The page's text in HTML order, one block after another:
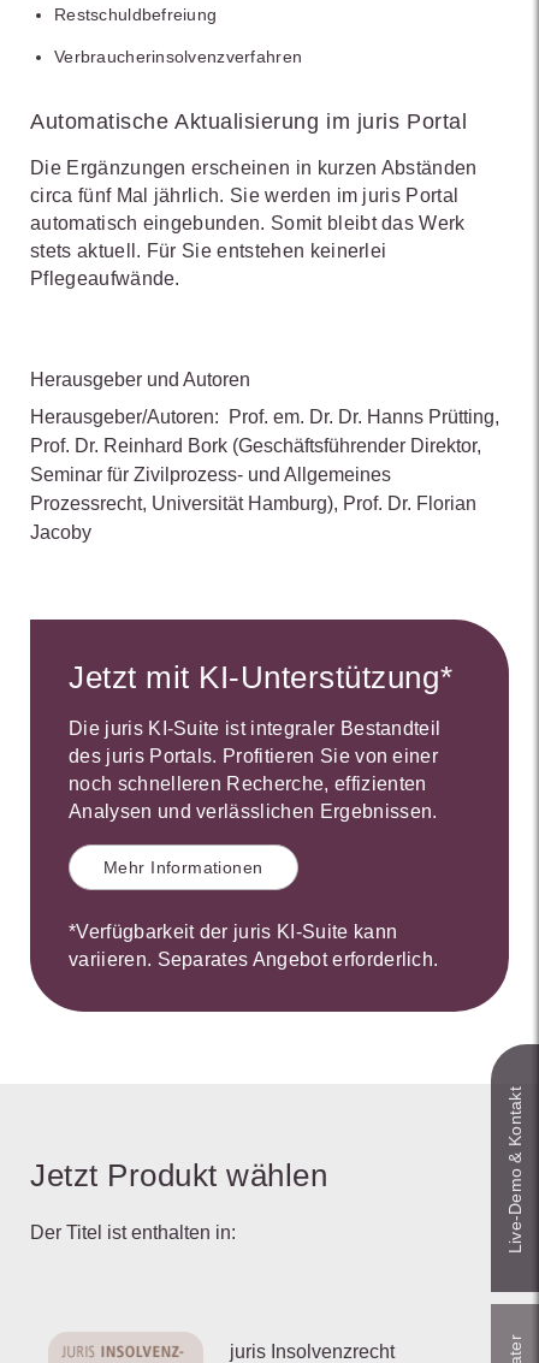
Restschuldbefreiung
Verbraucherinsolvenzverfahren
Automatische Aktualisierung im juris Portal
Die Ergänzungen erscheinen in kurzen Abständen
circa fünf Mal jährlich. Sie werden im juris Portal
automatisch eingebunden. Somit bleibt das Werk
stets aktuell. Für Sie entstehen keinerlei
Pflegeaufwände.
Herausgeber und Autoren
Herausgeber/Autoren:
Prof. em. Dr. Dr. Hanns Prütting,
Prof. Dr. Reinhard Bork (Geschäftsführender Direktor,
Seminar für Zivilprozess- und Allgemeines
Prozessrecht, Universität Hamburg), Prof. Dr. Florian
Jacoby
Jetzt mit KI-Unterstützung*
Die juris KI-Suite ist integraler Bestandteil
des juris Portals. Profitieren Sie von einer
noch schnelleren Recherche, effizienten
Analysen und verlässlichen Ergebnissen.
Mehr Informationen
*Verfügbarkeit der juris KI-Suite kann
variieren. Separates Angebot erforderlich.
Jetzt Produkt wählen
Der Titel ist enthalten in:
juris Insolvenzrecht
Live‑Demo & Kontakt